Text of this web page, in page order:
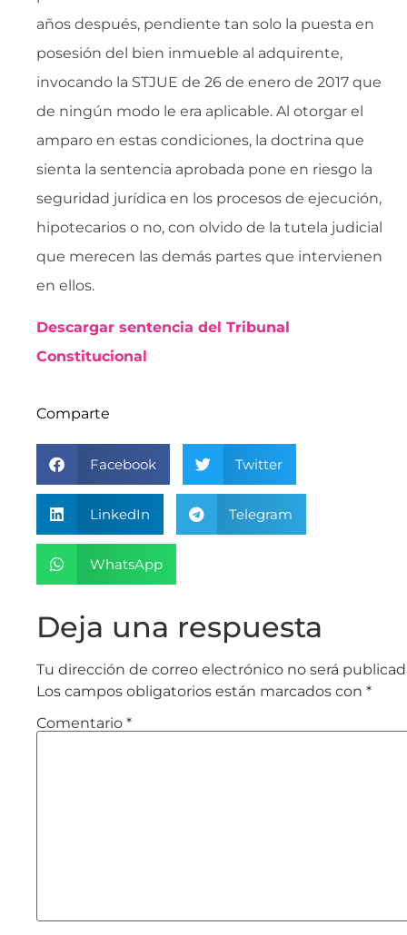
años después, pendiente tan solo la puesta en
posesión del bien inmueble al adquirente,
invocando la STJUE de 26 de enero de 2017 que
de ningún modo le era aplicable. Al otorgar el
amparo en estas condiciones, la doctrina que
sienta la sentencia aprobada pone en riesgo la
seguridad jurídica en los procesos de ejecución,
hipotecarios o no, con olvido de la tutela judicial
que merecen las demás partes que intervienen
en ellos.
Descargar sentencia del Tribunal
Constitucional
Comparte
Facebook Twitter
LinkedIn Telegram
WhatsApp
Deja una respuesta
Tu dirección de correo electrónico no será
Los campos obligatorios están marcados con *
Comentario *